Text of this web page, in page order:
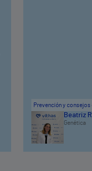
Prevención y consejos
Beatriz
Genética